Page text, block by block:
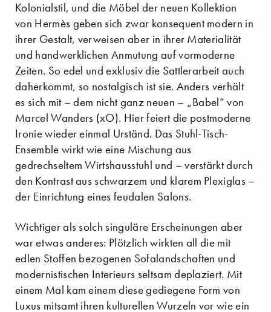
Kolonialstil, und die Möbel der neuen Kollektion
von Hermès geben sich zwar konsequent modern in
ihrer Gestalt, verweisen aber in ihrer Materialität
und handwerklichen Anmutung auf vormoderne
Zeiten. So edel und exklusiv die Sattlerarbeit auch
daherkommt, so nostalgisch ist sie. Anders verhält
es sich mit – dem nicht ganz neuen – „Babel“ von
Marcel Wanders (xO). Hier feiert die postmoderne
Ironie wieder einmal Urständ. Das Stuhl-Tisch-
Ensemble wirkt wie eine Mischung aus
gedrechseltem Wirtshausstuhl und – verstärkt durch
den Kontrast aus schwarzem und klarem Plexiglas –
der Einrichtung eines feudalen Salons.
Wichtiger als solch singuläre Erscheinungen aber
war etwas anderes: Plötzlich wirkten all die mit
edlen Stoffen bezogenen Sofalandschaften und
modernistischen Interieurs seltsam deplaziert. Mit
einem Mal kam einem diese gediegene Form von
Luxus mitsamt ihren kulturellen Wurzeln vor wie ein